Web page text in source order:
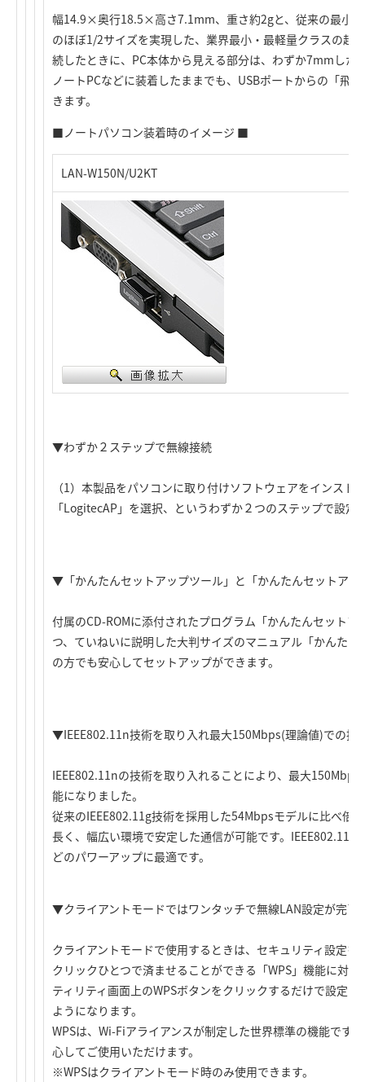
幅14.9×奥行18.5×高さ7.1mm、重さ約2gと、従来の最小
のほぼ1/2サイズを実現した、業界最小・最軽量クラスの超
続したときに、PC本体から見える部分は、わずか7mmしか
ノートPCなどに装着したままでも、USBポートからの「飛
きます。
■ノートパソコン装着時のイメージ ■
LAN-W150N/U2KT
▼わずか２ステップで無線接続
（1）本製品をパソコンに取り付けソフトウェアをインスト
「LogitecAP」を選択、というわずか２つのステップで設定
▼「かんたんセットアップツール」と「かんたんセットアッ
付属のCD-ROMに添付されたプログラム「かんたんセット
つ、ていねいに説明した大判サイズのマニュアル「かんた
の方でも安心してセットアップができます。
▼IEEE802.11n技術を取り入れ最大150Mbps(理論値)での接
IEEE802.11nの技術を取り入れることにより、最大
能になりました。
従来のIEEE802.11g技術を採用した54Mbpsモデルに比べ倍
長く、幅広い環境で安定した通信が可能です。
どのパワーアップに最適です。
▼クライアントモードではワンタッチで無線LAN設定が完了
クライアントモードで使用するときは、セキュリティ設定
クリックひとつで済ませることができる「WPS」機能に対
ティリティ画面上のWPSボタンをクリックするだけで設定
ようになります。
WPSは、Wi-Fiアライアンスが制定した世界標準の機能です
心してご使用いただけます。
※WPSはクライアントモード時のみ使用できます。